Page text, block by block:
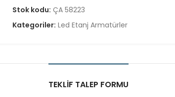
Stok kodu: ÇA 58223
Kategoriler: Led Etanj Armatürler
TEKLIF TALEP FORMU